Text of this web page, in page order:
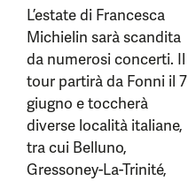
L’estate di Francesca
Michielin sarà scandita
da numerosi concerti. Il
tour partirà da Fonni il 7
giugno e toccherà
diverse località italiane,
tra cui Belluno,
Gressoney-La-Trinité,